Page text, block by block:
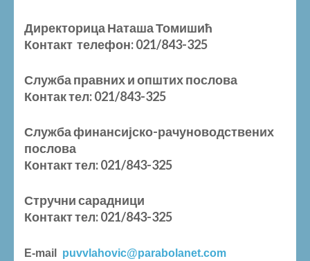
Директорица Наташа Томишић
Контакт телефон: 021/843-325
Служба правних и општих послова
Контак тел: 021/843-325
Служба финансијско-рачуноводствених
послова
Контакт тел: 021/843-325
Стручни сарадници
Контакт тел: 021/843-325
E-mail puvvlahovic@parabolanet.com